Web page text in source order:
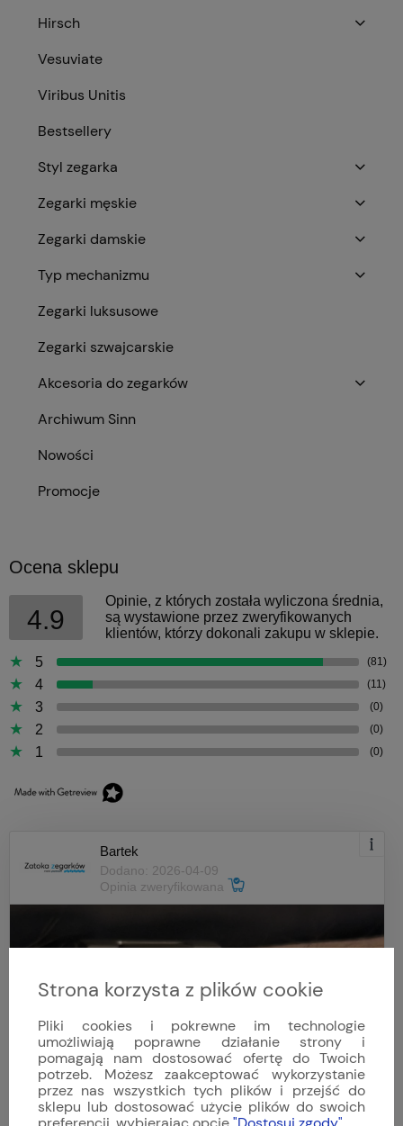
Hirsch
Vesuviate
Viribus Unitis
Bestsellery
Styl zegarka
Zegarki męskie
Zegarki damskie
Typ mechanizmu
Zegarki luksusowe
Zegarki szwajcarskie
Akcesoria do zegarków
Archiwum Sinn
Nowości
Promocje
Ocena sklepu
4.9
Opinie, z których została wyliczona średnia,
są wystawione przez zweryfikowanych
klientów, którzy dokonali zakupu w sklepie.
5
(81)
4 (11)
3 (0)
2 (0)
1 (0)
Bartek
Dodano: 2026-04-09
Opinia zweryfikowana
Strona korzysta z plików cookie
Pliki cookies i pokrewne im technologie
umożliwiają poprawne działanie strony i
pomagają nam dostosować ofertę do Twoich
potrzeb. Możesz zaakceptować wykorzystanie
przez nas wszystkich tych plików i przejść do
sklepu lub dostosować użycie plików do swoich